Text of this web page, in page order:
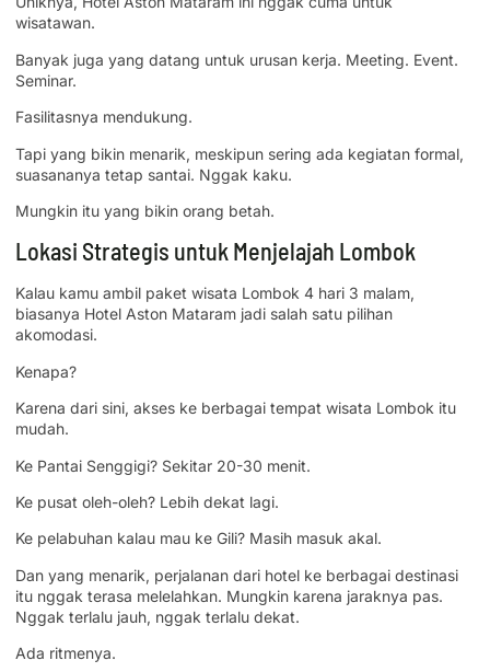
wisatawan.
Banyak juga yang datang untuk urusan kerja. Meeting. Event.
Seminar.
Fasilitasnya mendukung.
Tapi yang bikin menarik, meskipun sering ada kegiatan formal,
suasananya tetap santai. Nggak kaku.
Mungkin itu yang bikin orang betah.
Lokasi Strategis untuk Menjelajah Lombok
Kalau kamu ambil paket wisata Lombok 4 hari 3 malam,
biasanya Hotel Aston Mataram jadi salah satu pilihan
akomodasi.
Kenapa?
Karena dari sini, akses ke berbagai tempat wisata Lombok itu
mudah.
Ke Pantai Senggigi? Sekitar 20-30 menit.
Ke pusat oleh-oleh? Lebih dekat lagi.
Ke pelabuhan kalau mau ke Gili? Masih masuk akal.
Dan yang menarik, perjalanan dari hotel ke berbagai destinasi
itu nggak terasa melelahkan. Mungkin karena jaraknya pas.
Nggak terlalu jauh, nggak terlalu dekat.
Ada ritmenya.